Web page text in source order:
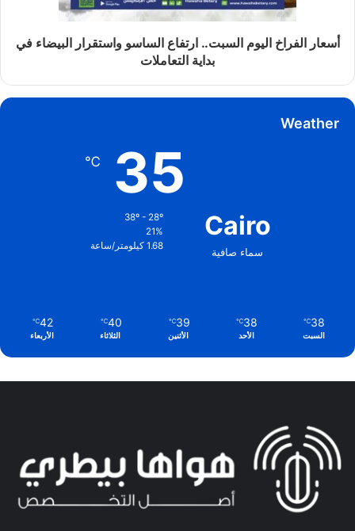
أسعار الفراخ اليوم السبت.. ارتفاع الساسو واستقرار البيضاء في
بداية التعاملات
Weather
Cairo
سماء صافية
35
℃
38º - 28º
21%
1.68 كيلومتر/ساعة
38
℃
السبت
38
℃
الأحد
39
℃
الأثنين
40
℃
الثلاثاء
42
℃
الأربعاء